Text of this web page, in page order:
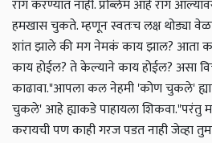
राग करण्यात नाही. प्रोब्लेम आहे राग
हमखास चुकते. म्हणून स्वतःच लक्ष थोड्या
शांत झाले की मग नेमकं काय झाल? आता
काय होईल? ते केल्याने काय होईल? असा
काढावा."आपला कल नेहमी 'कोण चुकले'
चुकले' आहे ह्याकडे पाहायला शिकवा."परंतु
करायची पण काही गरज पडत नाही जेव्हा